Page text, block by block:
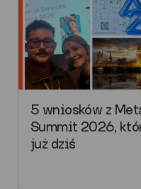
5 wniosków z
Summit 2026,
już dziś